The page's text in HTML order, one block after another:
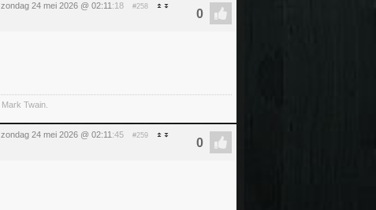
zondag 24 mei 2026 @ 02:11 :18 #258
Twain.
zondag 24 mei 2026 @ 02:11 :45 #259